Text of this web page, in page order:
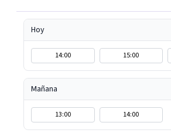
Hoy
14:00 15:00
Mañana
13:00 14:00